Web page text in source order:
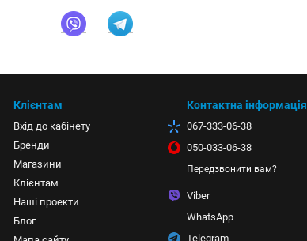
Клієнтам
Вхід до кабінету
Бренди
Магазини
Клієнтам
Наші проекти
Блог
Контактна інформація
067-333-06-38
050-033-06-38
Передзвонити вам?
Viber
WhatsApp
Telegram